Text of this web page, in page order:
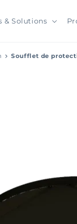
& Solutions
Soufflet de